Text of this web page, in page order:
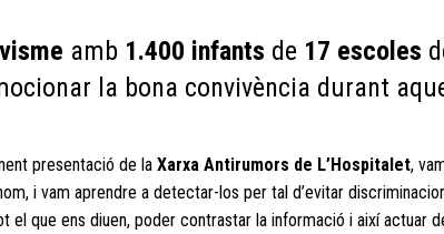
amb 1.400 infants de 17 escoles
la bona convivència durant
presentació de la Xarxa Antirumors de L’Hospitalet,
i vam aprendre a detectar-los per tal d’evitar
que ens diuen, poder contrastar la informació i així actuar